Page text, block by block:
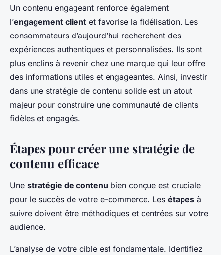
Un contenu engageant renforce également
l’engagement client et favorise la fidélisation. Les
consommateurs d’aujourd’hui recherchent des
expériences authentiques et personnalisées. Ils sont
plus enclins à revenir chez une marque qui leur offre
des informations utiles et engageantes. Ainsi, investir
dans une stratégie de contenu solide est un atout
majeur pour construire une communauté de clients
fidèles et engagés.
Étapes pour créer une stratégie de
contenu efficace
Une stratégie de contenu bien conçue est cruciale
pour le succès de votre e-commerce. Les étapes à
suivre doivent être méthodiques et centrées sur votre
audience.
L’analyse de votre cible est fondamentale. Identifiez